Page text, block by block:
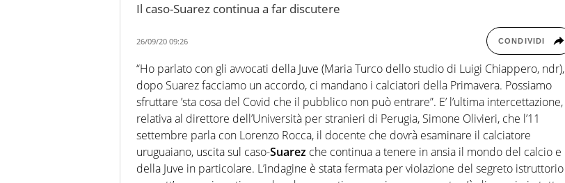
Il caso-Suarez continua a far discutere
26/09/20 09:26 CONDIVIDI
“Ho parlato con gli avvocati della Juve (Maria Turco dello studio di Luigi Chiappero, ndr),
dopo Suarez facciamo un accordo, ci mandano i calciatori della Primavera. Possiamo
sfruttare ’sta cosa del Covid che il pubblico non può entrare”. E’ l’ultima intercettazione,
relativa al direttore dell’Università per stranieri di Perugia, Simone Olivieri, che l’11
settembre parla con Lorenzo Rocca, il docente che dovrà esaminare il calciatore
uruguaiano, uscita sul caso-Suarez che continua a tenere in ansia il mondo del calcio e
della Juve in particolare. L’indagine è stata fermata per violazione del segreto istruttorio